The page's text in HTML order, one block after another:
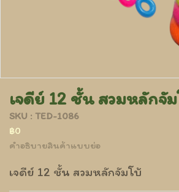
เจดีย์ 12 ชั้น สวมหลักจั
SKU : TED-1086
฿0
คำอธิบายสินค้าแบบย่อ
เจดีย์ 12 ชั้น สวมหลักจัมโบ้